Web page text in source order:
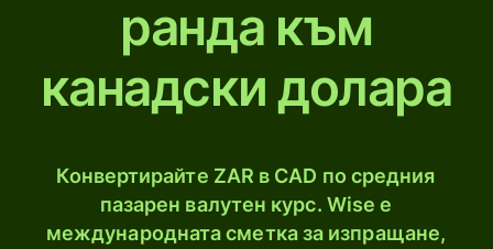
рандa към
канадски долара
Конвертирайте ZAR в CAD по средния
пазарен валутен курс. Wise е
международната сметка за изпращане,